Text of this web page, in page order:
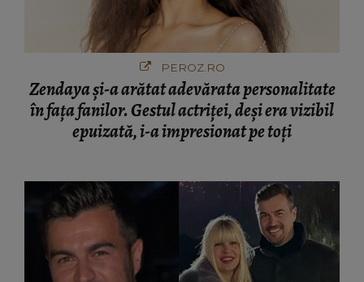
PEROZ.RO
Zendaya și-a arătat adevărata personalitate
în fața fanilor. Gestul actriței, deși era vizibil
epuizată, i-a impresionat pe toți